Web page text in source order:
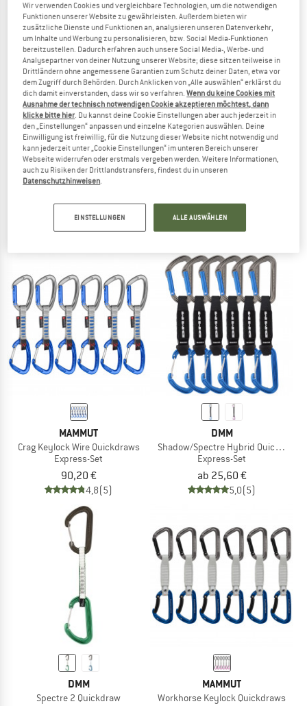
DMM
Express-Set
ab 31,30 €
Express-Set
ab 21,80 €
MAMMUT
Crag Keylock Wire Quickdraws
Express-Set
90,20 €
4,8(5)
DMM
Shadow/Spectre Hybrid Quickdraw
Express-Set
ab 25,60 €
5,0(5)
DMM
Spectre 2 Quickdraw
MAMMUT
Workhorse Keylock Quickdraws
Wir verwenden Cookies und vergleichbare Technologien, um die notwendigen
Funktionen unserer Website zu gewährleisten. Außerdem bieten wir
zusätzliche Dienste und Funktionen an, analysieren unseren Datenverkehr,
um Inhalte und Werbung zu personalisieren, bzw. Social Media-Funktionen
bereitzustellen. Dadurch erfahren auch unsere Social Media-, Werbe- und
Analysepartner von deiner Nutzung unserer Website; diese sitzen teilweise in
Drittländern ohne angemessene Garantien zum Schutz deiner Daten, etwa vor
dem Zugriff durch Behörden. Durch Anklicken von „Alle auswählen“ erklärst du
dich damit einverstanden, dass wir so verfahren.Wenn du keine Cookies mit
Ausnahme der technisch notwendigen Cookie akzeptieren möchtest, dann
klicke bitte hier. Du kannst deine Cookie Einstellungen aber auch jederzeit in
den „Einstellungen“ anpassen und einzelne Kategorien auswählen. Deine
Einwilligung ist freiwillig, für die Nutzung dieser Website nicht notwendig und
kann jederzeit unter „Cookie Einstellungen“ im unteren Bereich unserer
Webseite widerrufen oder erstmals vergeben werden. Weitere Informationen,
auch zu Risiken der Drittlandstransfers, findest du in unseren
Datenschutzhinweisen.
EINSTELLUNGEN ALLE AUSWÄHLEN